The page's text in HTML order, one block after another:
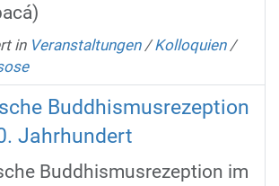
in Veranstaltungen /Kolloquien /
Buddhismusrezeption
Jahrhundert
Buddhismusrezeption im